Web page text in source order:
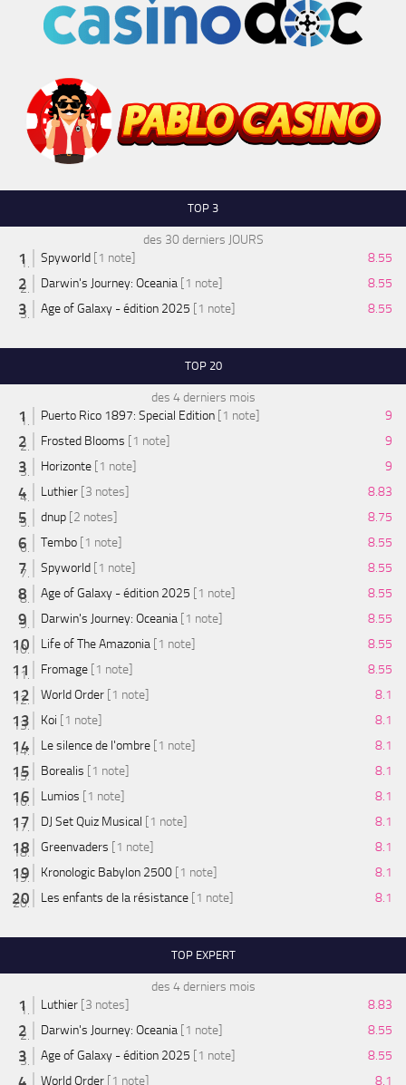
TOP 3
des 30 derniers JOURS
Spyworld [1 note]
8.55
Darwin's Journey: Oceania [1 note]
8.55
Age of Galaxy - édition 2025 [1 note] 8.55
TOP 20
des 4 derniers mois
Puerto Rico 1897: Special Edition [1 note]
9
Frosted Blooms [1 note]
9
Horizonte [1 note]
9
Luthier [3 notes]
8.83
dnup [2 notes]
8.75
Tembo [1 note]
8.55
Spyworld [1 note]
8.55
Age of Galaxy - édition 2025 [1 note]
8.55
Darwin's Journey: Oceania [1 note]
8.55
Life of The Amazonia [1 note]
8.55
Fromage [1 note]
8.55
World Order [1 note]
8.1
Koi [1 note]
8.1
Le silence de l'ombre [1 note]
8.1
Borealis [1 note]
8.1
Lumios [1 note]
8.1
DJ Set Quiz Musical [1 note]
8.1
Greenvaders [1 note]
8.1
Kronologic Babylon 2500 [1 note]
8.1
Les enfants de la résistance [1 note] 8.1
TOP EXPERT
des 4 derniers mois
Luthier [3 notes]
8.83
Darwin's Journey: Oceania [1 note]
8.55
Age of Galaxy - édition 2025 [1 note]
8.55
World Order [1 note] 8.1